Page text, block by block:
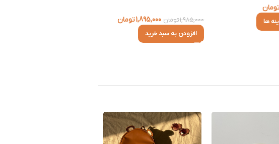
ها 1,985,000تومان 1,895,000تومان
افزودن به سبد خرید